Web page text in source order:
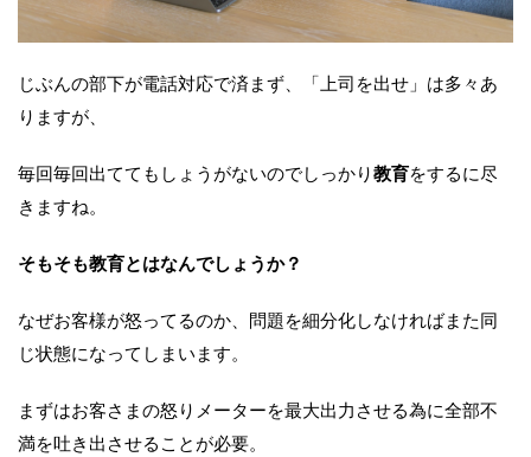
じぶんの部下が電話対応で済まず、「上司を出せ」は多々あ
りますが、
毎回毎回出ててもしょうがないのでしっかり教育をするに尽
きますね。
そもそも教育とはなんでしょうか？
なぜお客様が怒ってるのか、問題を細分化しなければまた同
じ状態になってしまいます。
まずはお客さまの怒りメーターを最大出力させる為に全部不
満を吐き出させることが必要。